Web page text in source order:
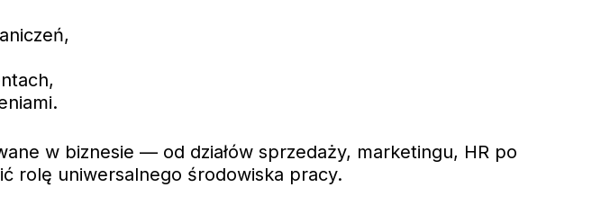
w biznesie — od działów sprzedaży, marketingu, HR po
rolę uniwersalnego środowiska pracy.